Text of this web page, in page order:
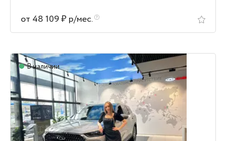
от 48 109 ₽ р/мес.
В наличии